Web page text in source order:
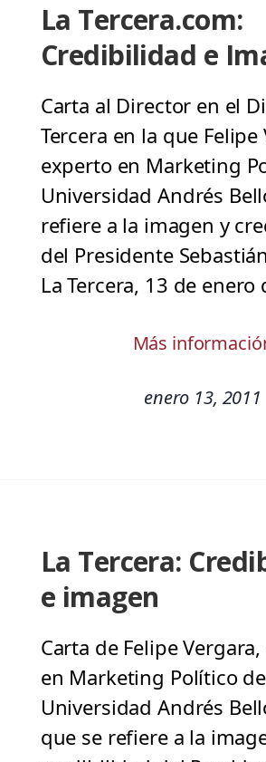
La Tercera.com:
Credibilidad e
Carta al Director en el
Tercera en la que Felipe
experto en Marketing
Universidad Andrés
refiere a la imagen y
del Presidente
La Tercera, 13 de enero
Más
enero 13, 2011
La Tercera:
e imagen
Carta de Felipe
en Marketing Político
Universidad Andrés
que se refiere a la